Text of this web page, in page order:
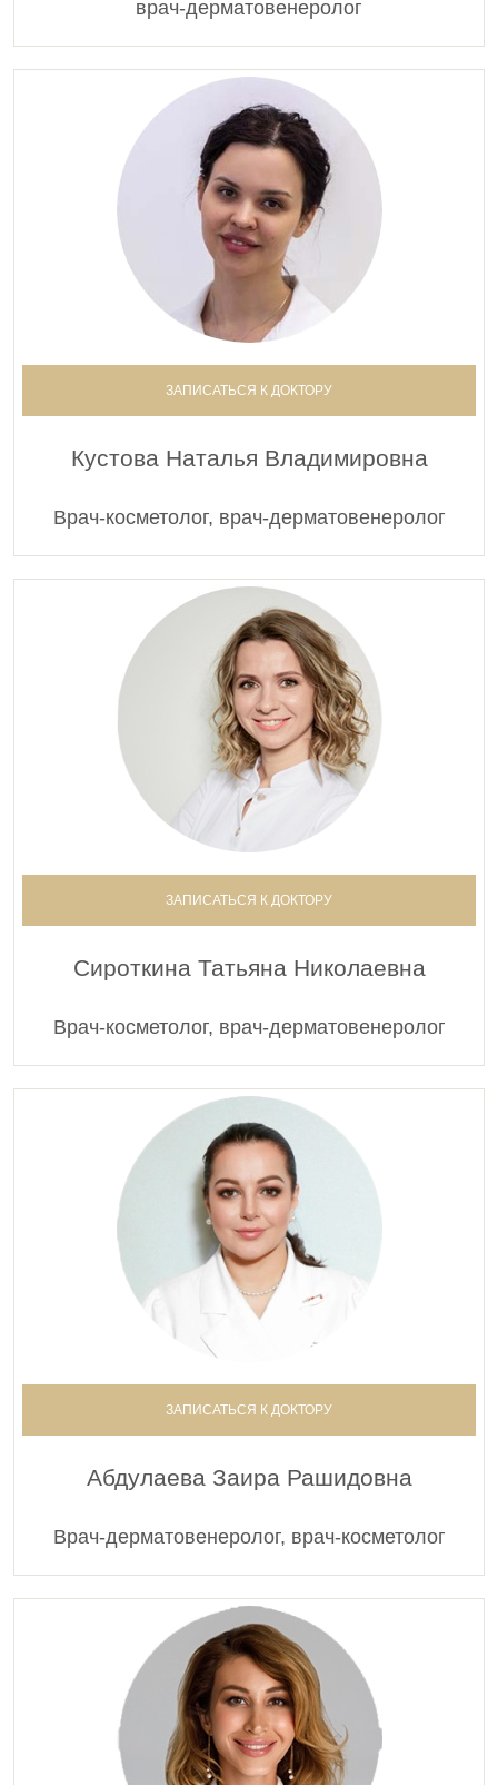
врач-дерматовенеролог
ЗАПИСАТЬСЯ К ДОКТОРУ
Кустова Наталья Владимировна
Врач-косметолог, врач-дерматовенеролог
ЗАПИСАТЬСЯ К ДОКТОРУ
Сироткина Татьяна Николаевна
Врач-косметолог, врач-дерматовенеролог
ЗАПИСАТЬСЯ К ДОКТОРУ
Абдулаева Заира Рашидовна
Врач-дерматовенеролог, врач-косметолог